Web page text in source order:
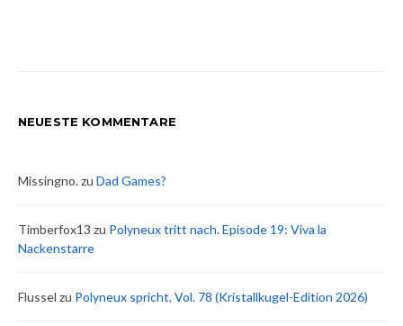
NEUESTE KOMMENTARE
Missingno.zu Dad Games?
Timberfox13 zu Polyneux tritt nach. Episode 19: Viva la
Nackenstarre
Flussel zu Polyneux spricht, Vol. 78 (Kristallkugel-Edition 2026)